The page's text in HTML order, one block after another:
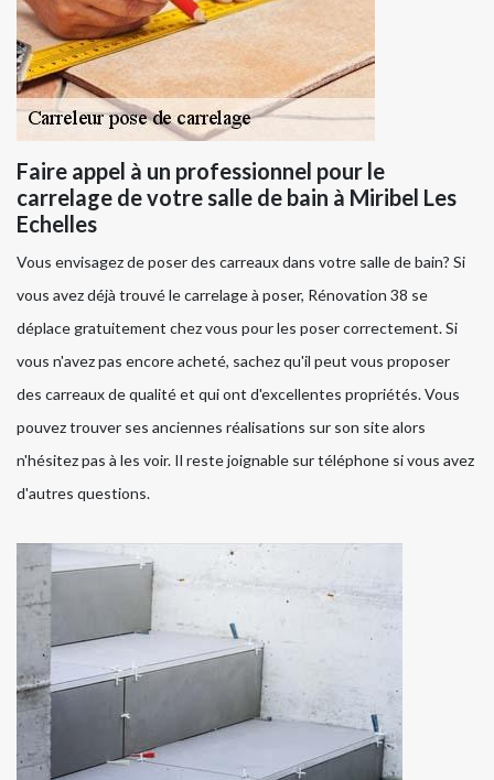
Faire appel à un professionnel pour le
carrelage de votre salle de bain à Miribel Les
Echelles
Vous envisagez de poser des carreaux dans votre salle de bain? Si
vous avez déjà trouvé le carrelage à poser, Rénovation 38 se
déplace gratuitement chez vous pour les poser correctement. Si
vous n'avez pas encore acheté, sachez qu'il peut vous proposer
des carreaux de qualité et qui ont d'excellentes propriétés. Vous
pouvez trouver ses anciennes réalisations sur son site alors
n'hésitez pas à les voir. Il reste joignable sur téléphone si vous avez
d'autres questions.